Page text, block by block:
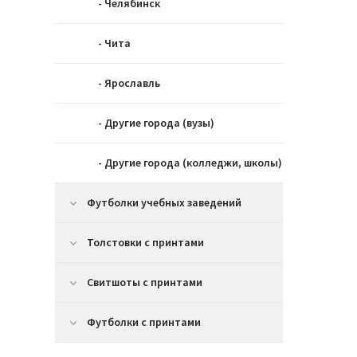
- Челябинск
- Чита
- Ярославль
- Другие города (вузы)
- Другие города (колледжи, школы)
Футболки учебных заведений
Толстовки с принтами
Свитшоты c принтами
Футболки с принтами